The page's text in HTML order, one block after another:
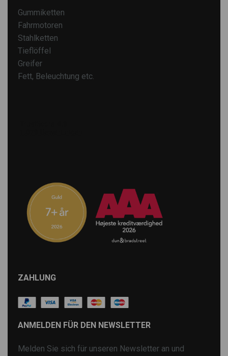
Gummiketten
Fahrmotoren
Stahlketten
Tieflöffel
Greifer
Fett, Beleuchtung etc.
ZAHLUNG
ANMELDEN FÜR DEN NEWSLETTER
Melden Sie sich für unseren Newsletter an und